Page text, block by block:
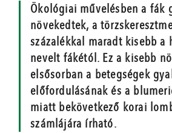
Ökológiai művelésben a fák
növekedtek, a
százalékkal maradt kisebb a
nevelt fákétól. Ez a kisebb
elsősorban a betegségek
előfordulásának és a
miatt bekövetkező korai
számlájára írható.